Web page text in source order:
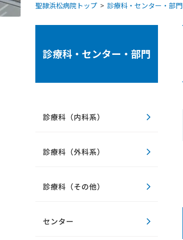
聖隷浜松病院トップ > 診療科・センター・部門
診療科・センター・部門